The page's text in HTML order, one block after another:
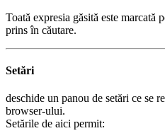
Toată expresia găsită este marcată
prins în căutare.
Setări
deschide un panou de setări ce se
browser-ului.
Setările de aici permit: